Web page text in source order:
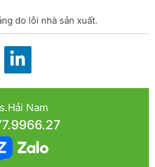
do lỗi nhà sản xuất.
Nam